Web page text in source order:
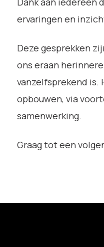
ervaringen en
Deze gesprekken
ons eraan
vanzelfsprekend is.
opbouwen, via
samenwerking.
Graag tot een